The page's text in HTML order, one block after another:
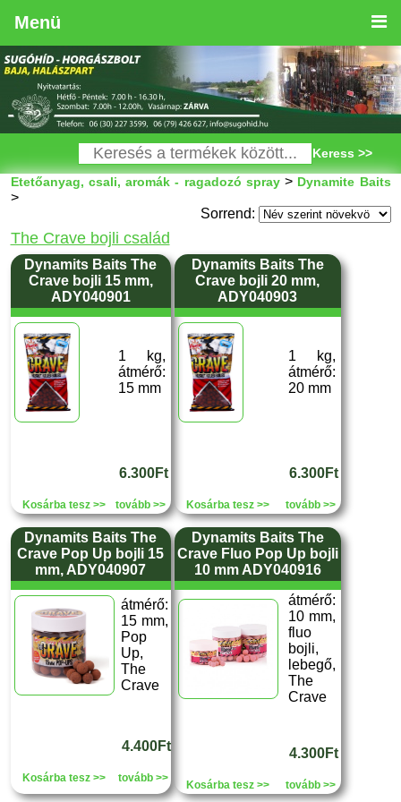
Menü
Keress >>
Etetőanyag, csali, aromák - ragadozó spray> Dynamite Baits
>
Sorrend:
The Crave bojli család
Dynamits Baits The
Crave bojli 15 mm,
ADY040901
1 kg,
átmérő:
15 mm
6.300Ft
Kosárba tesz >> tovább >>
Dynamits Baits The
Crave bojli 20 mm,
ADY040903
1 kg,
átmérő:
20 mm
6.300Ft
Kosárba tesz >> tovább >>
Dynamits Baits The
Crave Pop Up bojli 15
mm, ADY040907
átmérő:
15 mm,
Pop
Up,
The
Crave
4.400Ft
Kosárba tesz >> tovább >>
Dynamits Baits The
Crave Fluo Pop Up bojli
10 mm ADY040916
átmérő:
10 mm,
fluo
bojli,
lebegő,
The
Crave
4.300Ft
Kosárba tesz >> tovább >>